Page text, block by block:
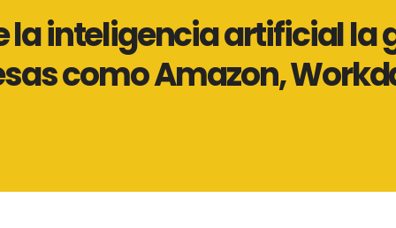
la inteligencia artificial la
como Amazon,